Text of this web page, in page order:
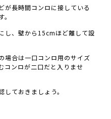
が長時間コンロに接している
し、壁から15cmほど離して設
場合は一口コンロ用のサイズ
コンロが二口だと入りませ
ておきましょう。